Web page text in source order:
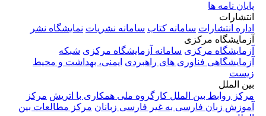
پایان نامه ها
انتشارات
اداره انتشارات سامانه کتاب سامانه نشریات نمایشگاه نشر
آزمایشگاه مرکزی
آزمایشگاه مرکزی سامانه آزمایشگاه مرکزی شبکه
آزمایشگاهی فناوری های راهبردی ایمنی، بهداشت و محیط
زیست
بین الملل
مرکز روابط بین الملل کارگروه ملی همکاری با اتریش مرکز
آموزش زبان فارسی به غیر فارسی زبانان مرکز مطالعات بین